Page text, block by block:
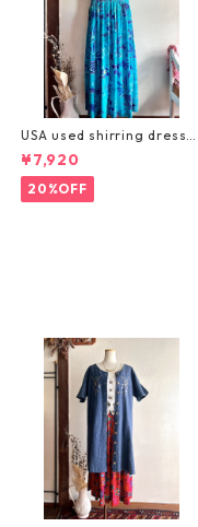
USA used shirring dress/
レトロブルーのヴィンテー
ジリゾートワンピース
¥7,920
20%OFF